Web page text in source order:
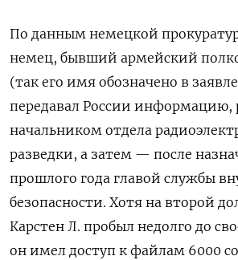
По данным немецкой
немец, бывший армейский
(так его имя обозначено в
передавал России информацию,
начальником отдела
разведки, а затем — после
прошлого года главой службы
безопасности. Хотя на второй
Карстен Л. пробыл недолго до
он имел доступ к файлам 6000